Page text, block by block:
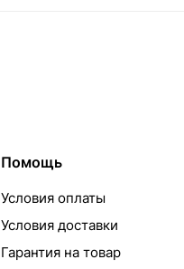
Помощь
Условия оплаты
Условия доставки
Гарантия на товар